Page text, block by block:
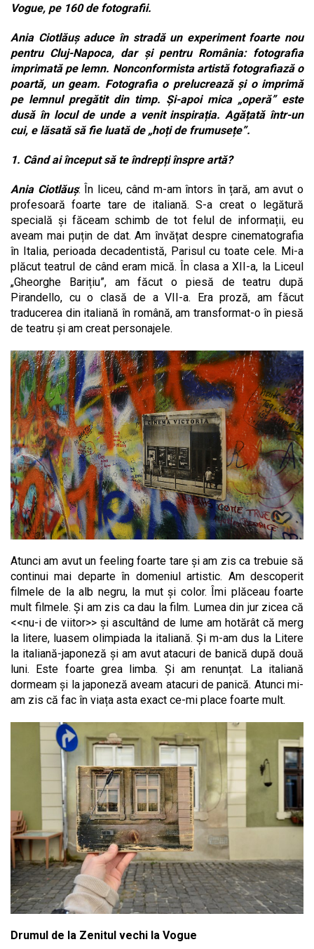
Vogue, pe 160 de fotografii.
Ania Ciotlăuș aduce în stradă un experiment foarte nou
pentru Cluj-Napoca, dar și pentru România: fotografia
imprimată pe lemn. Nonconformista artistă fotografiază o
poartă, un geam. Fotografia o prelucrează și o imprimă
pe lemnul pregătit din timp. Și-apoi mica „operă” este
dusă în locul de unde a venit inspirația. Agățată într-un
cui, e lăsată să fie luată de „hoți de frumusețe”.
1. Când ai început să te îndrepți înspre artă?
Ania Ciotlăuș: În liceu, când m-am întors în țară, am avut o
profesoară foarte tare de italiană. S-a creat o legătură
specială și făceam schimb de tot felul de informații, eu
aveam mai puțin de dat. Am învățat despre cinematografia
în Italia, perioada decadentistă, Parisul cu toate cele. Mi-a
plăcut teatrul de când eram mică. În clasa a XII-a, la Liceul
„Gheorghe Barițiu”, am făcut o piesă de teatru după
Pirandello, cu o clasă de a VII-a. Era proză, am făcut
traducerea din italiană în română, am transformat-o în piesă
de teatru și am creat personajele.
Atunci am avut un feeling foarte tare și am zis ca trebuie să
continui mai departe în domeniul artistic. Am descoperit
filmele de la alb negru, la mut și color. Îmi plăceau foarte
mult filmele. Și am zis ca dau la film. Lumea din jur zicea că
<<nu-i de viitor>> și ascultând de lume am hotărât că merg
la litere, luasem olimpiada la italiană. Și m-am dus la Litere
la italiană-japoneză și am avut atacuri de banică după două
luni. Este foarte grea limba. Și am renunțat. La italiană
dormeam și la japoneză aveam atacuri de panică. Atunci mi-
am zis că fac în viața asta exact ce-mi place foarte mult.
Drumul de la Zenitul vechi la Vogue